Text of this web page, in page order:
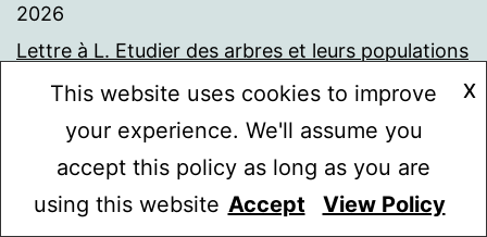
2026
Lettre à L. Etudier des arbres et leurs populations
d’insectes dans différents endroits de la terre
avec nos élèves 11 janvier 2026
Sur ce site. Réalité ou fiction ? Un viatique 4
janvier 2026
This website uses cookies to improve
your experience. We'll assume you
accept this policy as long as you are
using this website
X
Accept View Policy
Mode sombre :